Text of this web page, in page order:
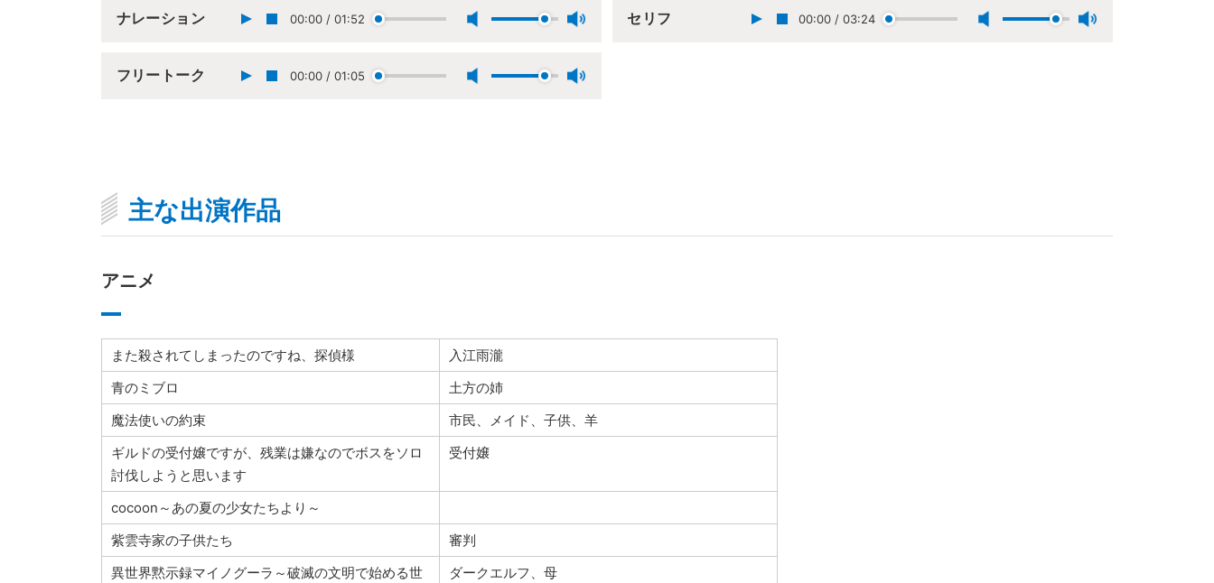
ナレーション 00:00 / 01:52 セリフ 00:00 / 03:24
フリートーク 00:00 / 01:05
主な出演作品
アニメ
また殺されてしまったのですね、探偵様
入江雨瀧
青のミブロ
土方の姉
魔法使いの約束
市民、メイド、子供、羊
ギルドの受付嬢ですが、残業は嫌なのでボスをソロ
討伐しようと思います
受付嬢
cocoon～あの夏の少女たちより～
紫雲寺家の子供たち
審判
異世界黙示録マイノグーラ～破滅の文明で始める世
ダークエルフ、母